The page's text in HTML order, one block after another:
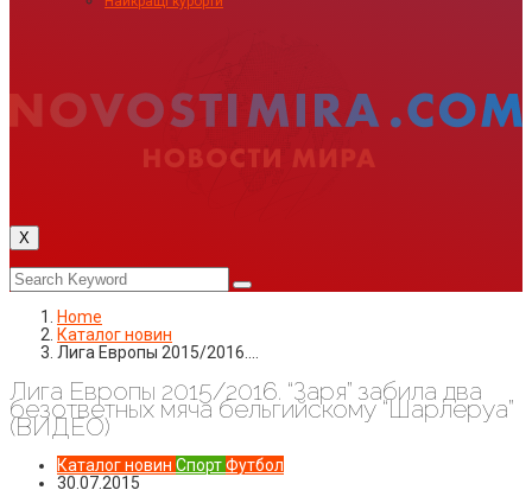
X
Home
Каталог новин
Лига Европы 2015/2016.…
Лига Европы 2015/2016. “Заря” забила два
безответных мяча бельгийскому “Шарлеруа”
(ВИДЕО)
Каталог новин СпортФутбол
30.07.2015